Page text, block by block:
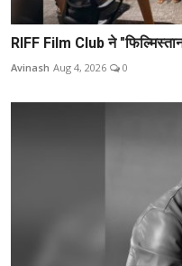
RIFF Film Club ने
Avinash Aug 4, 2026 0